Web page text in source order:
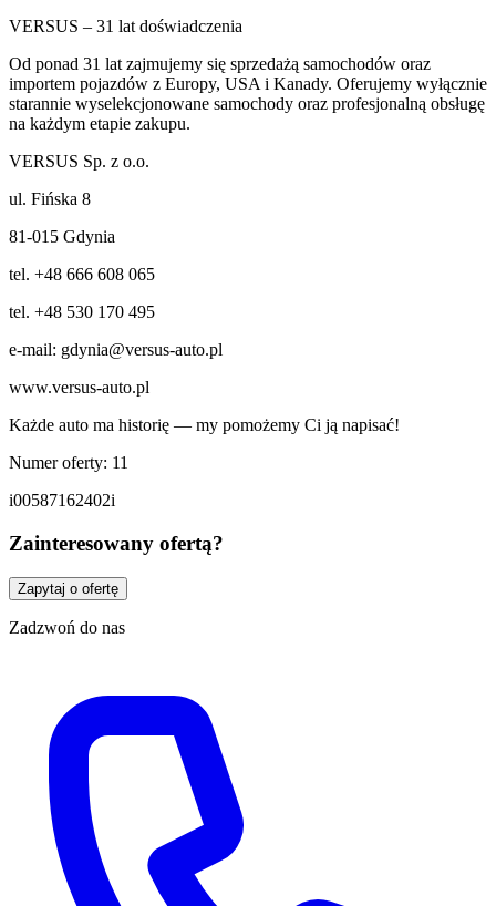
VERSUS – 31 lat doświadczenia
Od ponad 31 lat zajmujemy się sprzedażą samochodów oraz
importem pojazdów z Europy, USA i Kanady. Oferujemy wyłącznie
starannie wyselekcjonowane samochody oraz profesjonalną obsługę
na każdym etapie zakupu.
VERSUS Sp. z o.o.
ul. Fińska 8
81-015 Gdynia
tel. +48 666 608 065
tel. +48 530 170 495
e-mail: gdynia@versus-auto.pl
www.versus-auto.pl
Każde auto ma historię — my pomożemy Ci ją napisać!
Numer oferty: 11
i00587162402i
Zainteresowany ofertą?
Zapytaj o ofertę
Zadzwoń do nas